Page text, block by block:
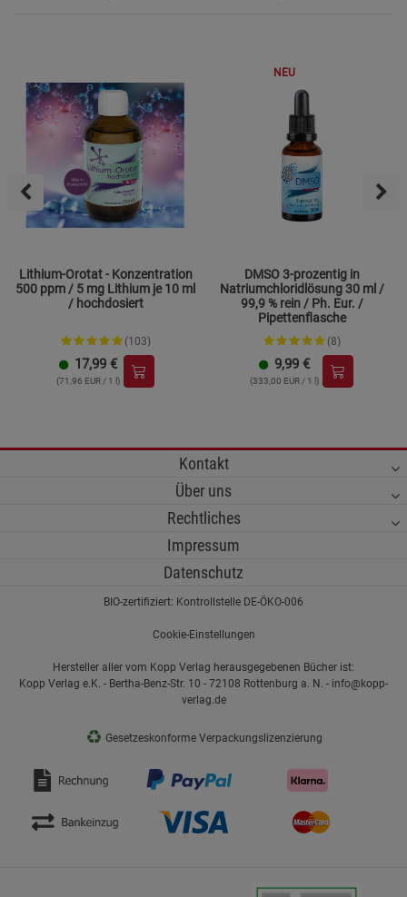
Lithium-Orotat - Konzentration
500 ppm / 5 mg Lithium je 10 ml
/ hochdosiert
(103)
17,99 €
(71,96 EUR / 1 l)
NEU
DMSO 3-prozentig in
Natriumchloridlösung 30 ml /
99,9 % rein / Ph. Eur. /
Pipettenflasche
(8)
9,99 €
(333,00 EUR / 1 l)
Kontakt
Über uns
Rechtliches
Impressum
Datenschutz
BIO-zertifiziert: Kontrollstelle DE-ÖKO-006
Cookie-Einstellungen
Hersteller aller vom Kopp Verlag herausgegebenen Bücher ist:
Kopp Verlag e.K. - Bertha-Benz-Str. 10 - 72108 Rottenburg a. N. - info@kopp-
verlag.de
♻ Gesetzeskonforme Verpackungslizenzierung